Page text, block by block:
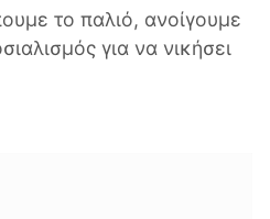
το παλιό, ανοίγουμε
για να νικήσει